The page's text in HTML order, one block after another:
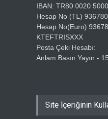
IBAN: TR80 0020
Hesap No (TL)
Hesap No(Euro)
KTEFTRISXXX
Posta Çeki Hesabı:
Anlam Basın Yayın -
Site İçeriğinin